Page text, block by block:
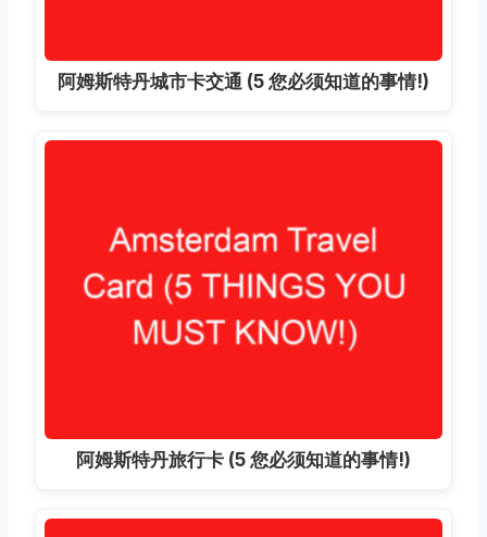
阿姆斯特丹城市卡交通 (5 您必须知道的事情!)
阿姆斯特丹旅行卡 (5 您必须知道的事情!)